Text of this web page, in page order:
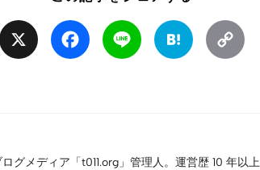
Facebook Line Hatena
グメディア「t011.org」管理人。運営歴 10 年